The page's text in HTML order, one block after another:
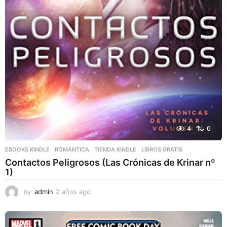
4 0
EBOOKS KINDLE ,ROMÁNTICA ,TIENDA KINDLE LIBROS GRATIS
Contactos Peligrosos (Las Crónicas de Krinar nº
1)
by admin 2 años ago
ñ
o